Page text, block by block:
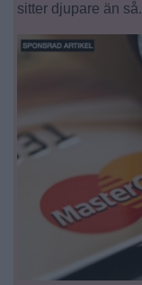
sitter djupare än så.